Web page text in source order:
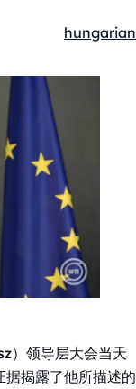
hungarian
）领导层大会当天
揭露了他所描述的